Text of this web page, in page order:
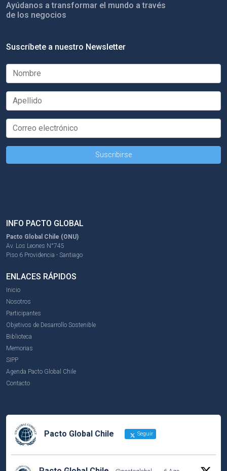
Ayúdanos a transformar el mundo a través
de los negocios
Suscríbete a nuestro Newsletter
INFO PACTO GLOBAL
Pacto Global Chile (ONU)
Av. Los Leones N°745
Piso 6 Providencia - Santiago
ENLACES RÁPIDOS
Inicio
Nosotros
Participantes
Objetivos de Desarrollo Sostenible
Biblioteca
Memorias
SIPP
Agenda Pacto Global Chile
Contacto
Pacto Global Chile Seguir